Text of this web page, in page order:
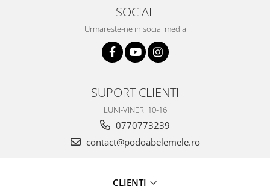
SOCIAL
Urmareste-ne in social media
SUPORT CLIENTI
LUNI-VINERI 10-16
0770773239
contact@podoabelemele.ro
CLIENTI